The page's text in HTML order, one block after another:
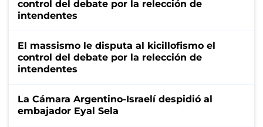
control del debate por la relección de
intendentes
El massismo le disputa al kicillofismo el
control del debate por la relección de
intendentes
La Cámara Argentino-Israelí despidió al
embajador Eyal Sela